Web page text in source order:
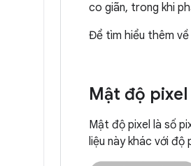
co giãn, trong khi
Để tìm hiểu thêm
Mật độ pixel
Mật độ pixel là số
liệu này khác với độ